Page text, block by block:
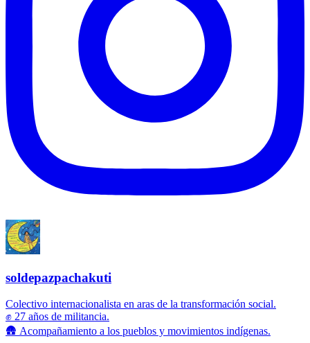
soldepazpachakuti
Colectivo internacionalista en aras de la transformación social.
✊ 27 años de militancia.
🛖 Acompañamiento a los pueblos y movimientos indígenas.